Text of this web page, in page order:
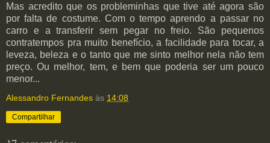
Mas acredito que os probleminhas que tive até agora são
por falta de costume. Com o tempo aprendo a passar no
carro e a transferir sem pegar no freio. São pequenos
contratempos pra muito benefício, a facilidade para tocar, a
leveza, beleza e o tanto que me sinto melhor nela não tem
preço. Ou melhor, tem, e bem que poderia ser um pouco
menor...
Alessandro Fernandes às 14:08
Compartilhar